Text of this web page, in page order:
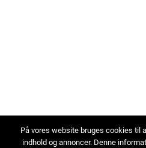
På vores website bruges cookies til
indhold og annoncer. Denne